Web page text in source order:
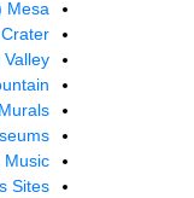
Mesa
Murals
Music
Sites